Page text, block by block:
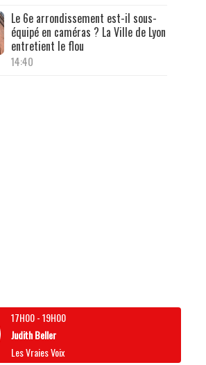
Le 6e arrondissement est-il sous-
équipé en caméras ? La Ville de Lyon
entretient le flou
14:40
17H00-19H00
Judith Beller
Les Vraies Voix